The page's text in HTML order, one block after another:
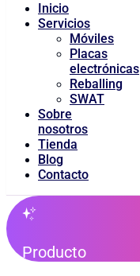
Inicio
Servicios
Móviles
Placas
electrónicas
Reballing
SWAT
Sobre
nosotros
Tienda
Blog
Contacto
Producto